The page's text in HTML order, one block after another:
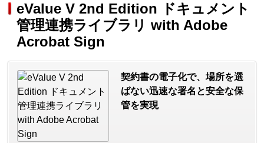
eValue V 2nd Edition ドキュメント
管理連携ライブラリ with Adobe
Acrobat Sign
契約書の電子化で、場所を選
ばない迅速な署名と安全な保
管を実現